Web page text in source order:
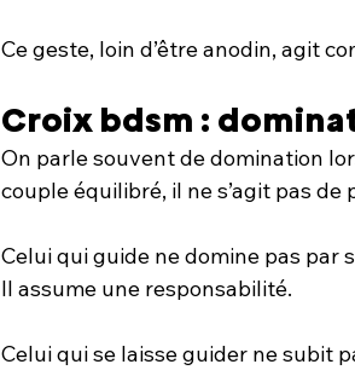
Ce geste, loin d’être anodin, agit
Croix bdsm :
On parle souvent de domination
couple équilibré, il ne s’agit pas
Celui qui guide ne domine pas par
Il assume une responsabilité.
Celui qui se laisse guider ne subit